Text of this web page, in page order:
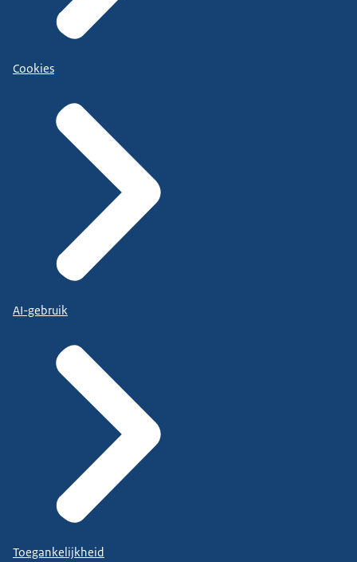
Cookies
AI-gebruik
Toegankelijkheid